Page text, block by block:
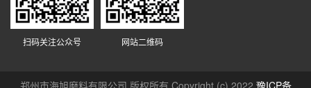
扫码关注公众号 网站二维码
郑州市海旭磨料有限公司 版权所有 Copyright (c) 2022 豫ICP备